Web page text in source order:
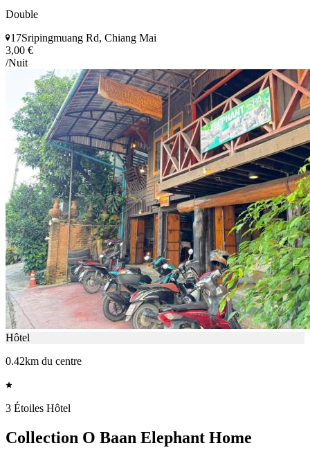
Double
17Sripingmuang Rd, Chiang Mai
3,00 €
/Nuit
Hôtel
0.42km du centre
3 Étoiles Hôtel
Collection O Baan Elephant Home